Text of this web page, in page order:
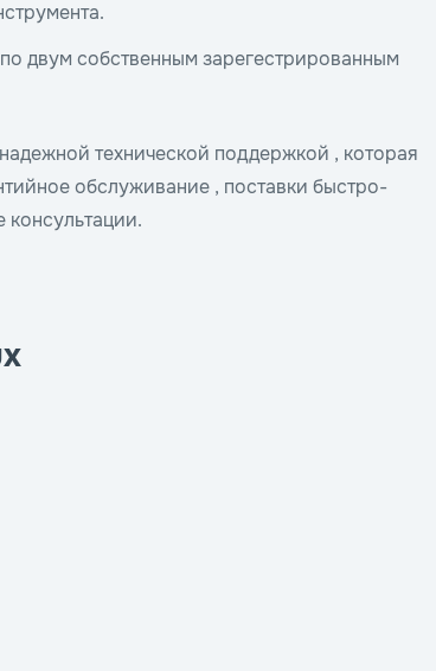
двум собственным зарегестрированным
технической поддержкой , которая
обслуживание , поставки быстро-
консультации.